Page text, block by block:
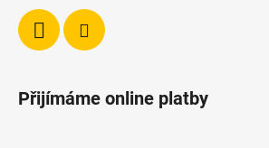
Přijímáme online platby